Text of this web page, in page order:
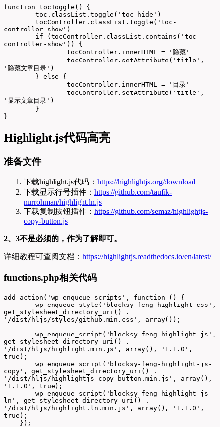
function tocToggle() {
controller-show')
controller-show')) {
'隐藏文章目录')
'显示文章目录')
}
Highlight.js代码高亮
准备文件
下载highlight.js代码： https://highlightjs.org/download
下载显示行号插件： https://github.com/taufik-
nurrohman/highlight.ln.js
下载复制按钮插件： https://github.com/semaz/highlightjs-
copy-button.js
2、3不是必须的，作为了解即可。
详细教程可查阅文档： https://highlightjs.readthedocs.io/en/latest/
functions.php相关代码
add_action('wp_enqueue_scripts', function () {
get_stylesheet_directory_uri() .
'/dist/hljs/styles/github.min.css', array());
get_stylesheet_directory_uri() .
'/dist/hljs/highlight.min.js', array(), '1.1.0',
true);
copy', get_stylesheet_directory_uri() .
'/dist/hljs/highlightjs-copy-button.min.js', array(),
'1.1.0', true);
ln', get_stylesheet_directory_uri() .
'/dist/hljs/highlight.ln.min.js', array(), '1.1.0',
true);
    });